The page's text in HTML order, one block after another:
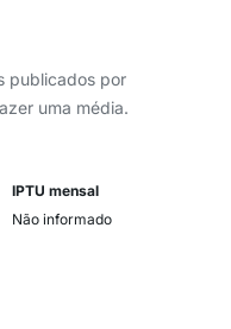
publicados por
uma média.
IPTU mensal
Não informado